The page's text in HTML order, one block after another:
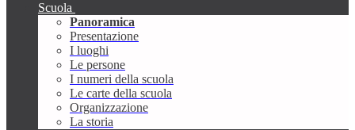
Scuola
Panoramica
Presentazione
I luoghi
Le persone
I numeri della scuola
Le carte della scuola
Organizzazione
La storia